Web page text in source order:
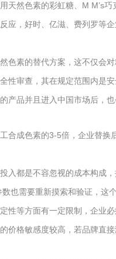
天然色素的彩虹糖、M M’s
应，好时、亿滋、费列罗等
色素的替代方案，这不仅会
性审查，其在规定范围内是
产品并且进入中国市场后，
合成色素的3-5倍，企业替
入都是不容忽视的成本构成
也需要重新摸索和验证，这
性等方面有一定限制，企业
价格敏感度较高，若品牌直